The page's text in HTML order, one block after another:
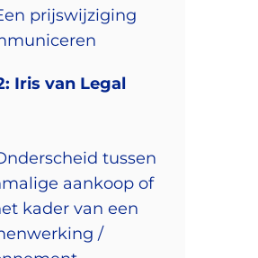
prijswijziging
Iris van Legal
tussen
aankoop of
kader van een
/